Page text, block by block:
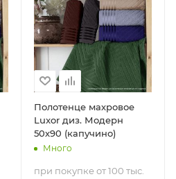
Полотенце махровое
Luxor диз. Модерн
50х90 (капучино)
Много
при покупке от 100 тыс.